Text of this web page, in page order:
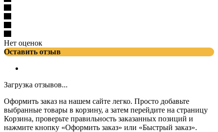
Нет оценок
Оставить отзыв
Загрузка отзывов...
Оформить заказ на нашем сайте легко. Просто добавьте
выбранные товары в корзину, а затем перейдите на страницу
Корзина, проверьте правильность заказанных позиций и
нажмите кнопку «Оформить заказ» или «Быстрый заказ».